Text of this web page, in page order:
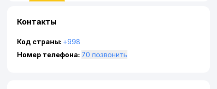
Контакты
Код страны: +998
Номер телефона:
70 позвонить